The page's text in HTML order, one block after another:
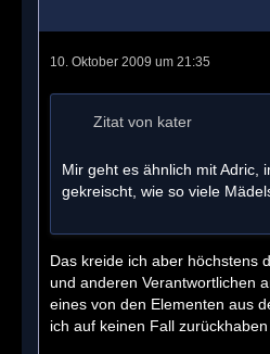
10. Oktober 2009 um 21:35
Zitat von kater
Mir geht es ähnlich mit Adric,
gekreischt, wie so viele
Das kreide ich aber höchstens
und anderen Verantwortlichen
eines von den Elementen aus
ich auf keinen Fall